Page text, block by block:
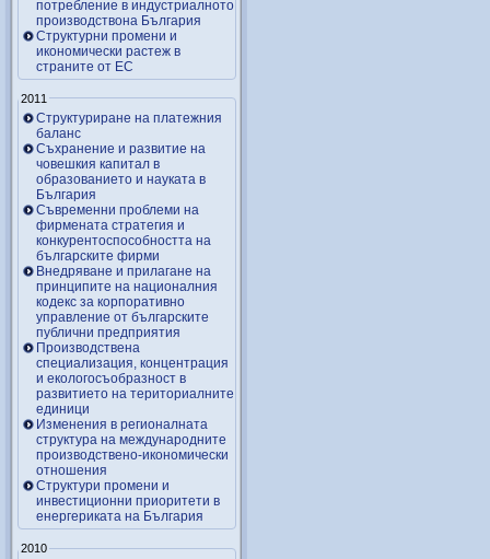
потребление в индустриалното
производствона България
Структурни промени и
икономически растеж в
страните от ЕС
2011
Структуриране на платежния
баланс
Съхранение и развитие на
човешкия капитал в
образованието и науката в
България
Съвременни проблеми на
фирмената стратегия и
конкурентоспособността на
българските фирми
Внедряване и прилагане на
принципите на националния
кодекс за корпоративно
управление от българските
публични предприятия
Производствена
специализация, концентрация
и екологосъобразност в
развитието на териториалните
единици
Изменения в регионалната
структура на международните
производствено-икономически
отношения
Структури промени и
инвестиционни приоритети в
енергериката на България
2010